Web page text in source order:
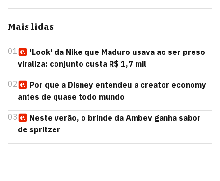
Mais lidas
01
'Look' da Nike que Maduro usava ao ser preso
viraliza: conjunto custa R$ 1,7 mil
02
Por que a Disney entendeu a creator economy
antes de quase todo mundo
03
Neste verão, o brinde da Ambev ganha sabor
de spritzer